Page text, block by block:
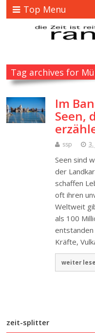
Top Menu
Tag archives for
Im
Seen,
ssp 3.
Seen sind
der
schaffen
oft ihren
Weltweit
als 100
Kräfte,
weiter
zeit-splitter